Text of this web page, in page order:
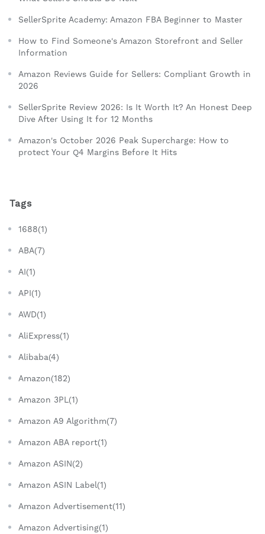
SellerSprite Academy: Amazon FBA Beginner to Master
How to Find Someone's Amazon Storefront and Seller
Information
Amazon Reviews Guide for Sellers: Compliant Growth in
2026
SellerSprite Review 2026: Is It Worth It? An Honest Deep
Dive After Using It for 12 Months
Amazon's October 2026 Peak Supercharge: How to
protect Your Q4 Margins Before It Hits
Tags
1688(1)
ABA(7)
AI(1)
API(1)
AWD(1)
AliExpress(1)
Alibaba(4)
Amazon(182)
Amazon 3PL(1)
Amazon A9 Algorithm(7)
Amazon ABA report(1)
Amazon ASIN(2)
Amazon ASIN Label(1)
Amazon Advertisement(11)
Amazon Advertising(1)